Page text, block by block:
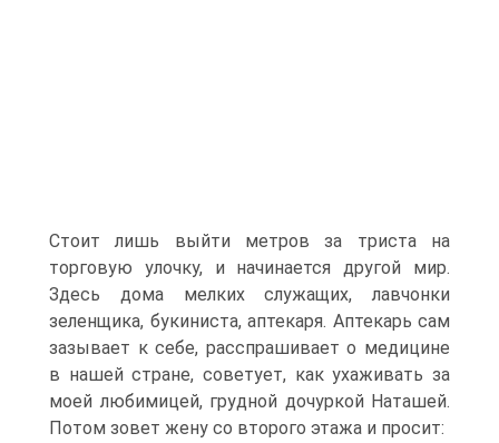
Стоит лишь выйти метров за триста на
торговую улочку, и начинается другой мир.
Здесь дома мелких служащих, лавчонки
зеленщика, букиниста, аптекаря. Аптекарь сам
зазывает к себе, расспрашивает о медицине
в нашей стране, советует, как ухаживать за
моей любимицей, грудной дочуркой Наташей.
Потом зовет жену со второго этажа и просит: